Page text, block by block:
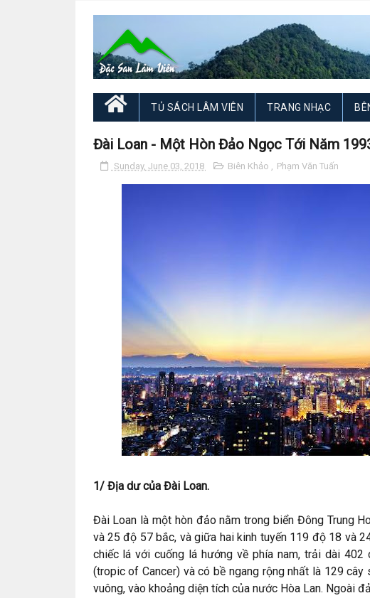
TỦ SÁCH LÂM VIÊN TRANG NHẠC
Đài Loan - Một Hòn Đảo Ngọc Tới Năm
Sunday, June 03, 2018 Biên Khảo , Phạm Văn Tuấn
1/ Địa dư của Đài Loan.
Đài Loan là một hòn đảo nằm trong biển Đông Trung
và 25 độ 57 bắc, và giữa hai kinh tuyến 119 độ 18 và
chiếc lá với cuống lá hướng về phía nam, trải dài
(tropic of Cancer) và có bề ngang rộng nhất là 129
vuông, vào khoảng diện tích của nước Hòa Lan. Ngoài